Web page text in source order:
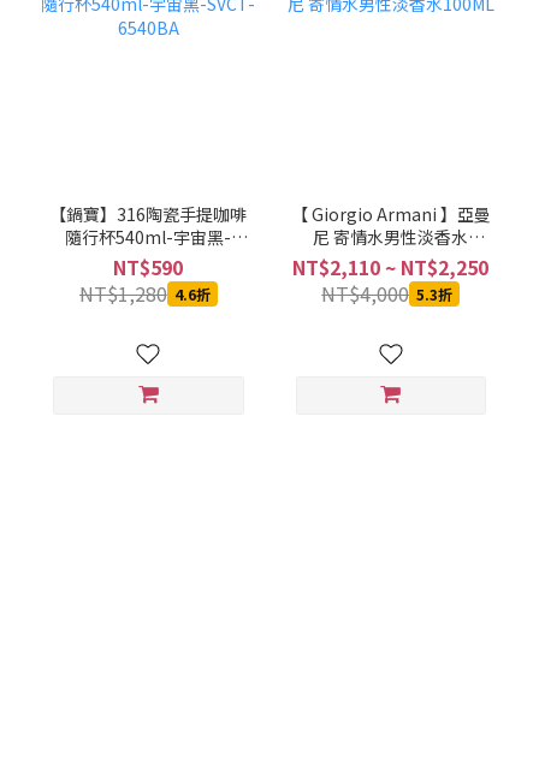
【鍋寶】316陶瓷手提咖啡
隨行杯540ml-宇宙黑-
SVCT-6540BA
NT$590
NT$1,280 4.6折
【 Giorgio Armani 】亞曼
尼 寄情水男性淡香水
100ML
NT$2,110 ~ NT$2,250
NT$4,000 5.3折